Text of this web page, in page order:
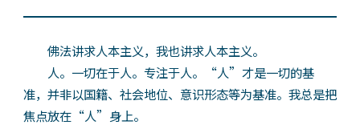
佛法讲求人本主义，我也讲求人本主义。
人。一切在于人。专注于人。“人”才是一切的基
准，并非以国籍、社会地位、意识形态等为基准。我总是把
焦点放在“人”身上。